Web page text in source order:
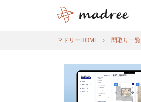
マドリーHOME 間取り一覧